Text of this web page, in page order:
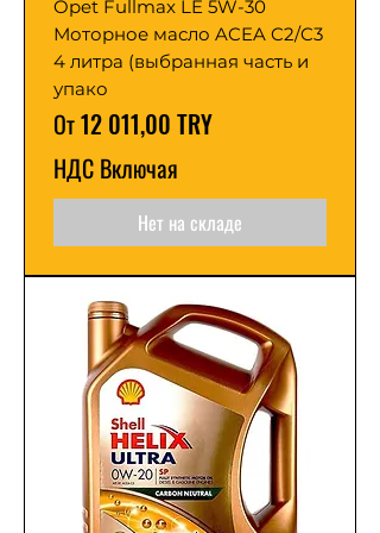
Opet Fullmax LE 5W-30
Моторное масло ACEA C2/C3
4 литра (выбранная часть и
упако
От12 011,00 TRY
Цена со скидкой
НДС Включая
Нет на складе